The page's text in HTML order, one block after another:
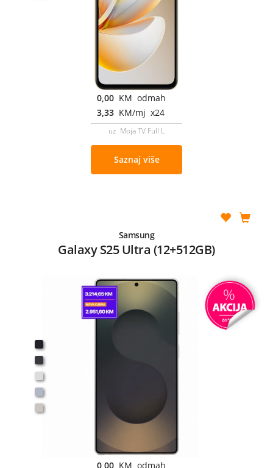
0,00 KM odmah
3,33 KM/mj x24
uz Moja TV Full L
Saznaj više
Samsung
Galaxy S25 Ultra (12+512GB)
0,00 KM odmah